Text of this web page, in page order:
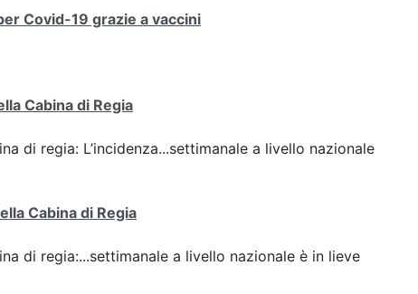
Covid-19 grazie a vaccini
Cabina di Regia
di regia: L’incidenza...settimanale a livello nazionale
Cabina di Regia
di regia:...settimanale a livello nazionale è in lieve